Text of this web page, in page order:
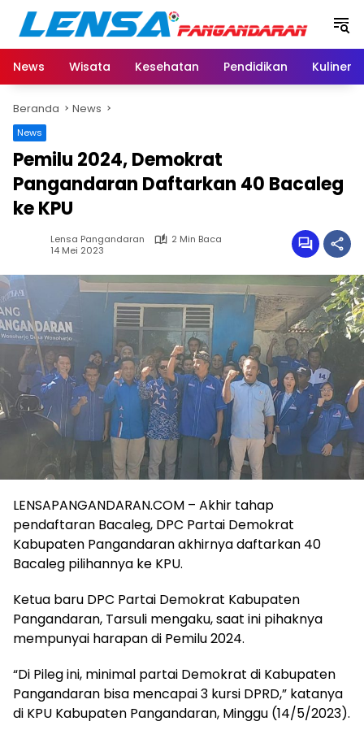
Langsung
konten
News
Wisata Kesehatan Pendidikan Kuliner
Beranda News
News
Pemilu 2024, Demokrat
Pangandaran Daftarkan 40 Bacaleg
ke KPU
Lensa Pangandaran
2 Min Baca
14 Mei 2023
LENSAPANGANDARAN.COM – Akhir tahap
pendaftaran Bacaleg, DPC Partai Demokrat
Kabupaten Pangandaran akhirnya daftarkan 40
Bacaleg pilihannya ke KPU.
Ketua baru DPC Partai Demokrat Kabupaten
Pangandaran, Tarsuli mengaku, saat ini pihaknya
mempunyai harapan di Pemilu 2024.
“Di Pileg ini, minimal partai Demokrat di Kabupaten
Pangandaran bisa mencapai 3 kursi DPRD,” katanya
di KPU Kabupaten Pangandaran, Minggu (14/5/2023).